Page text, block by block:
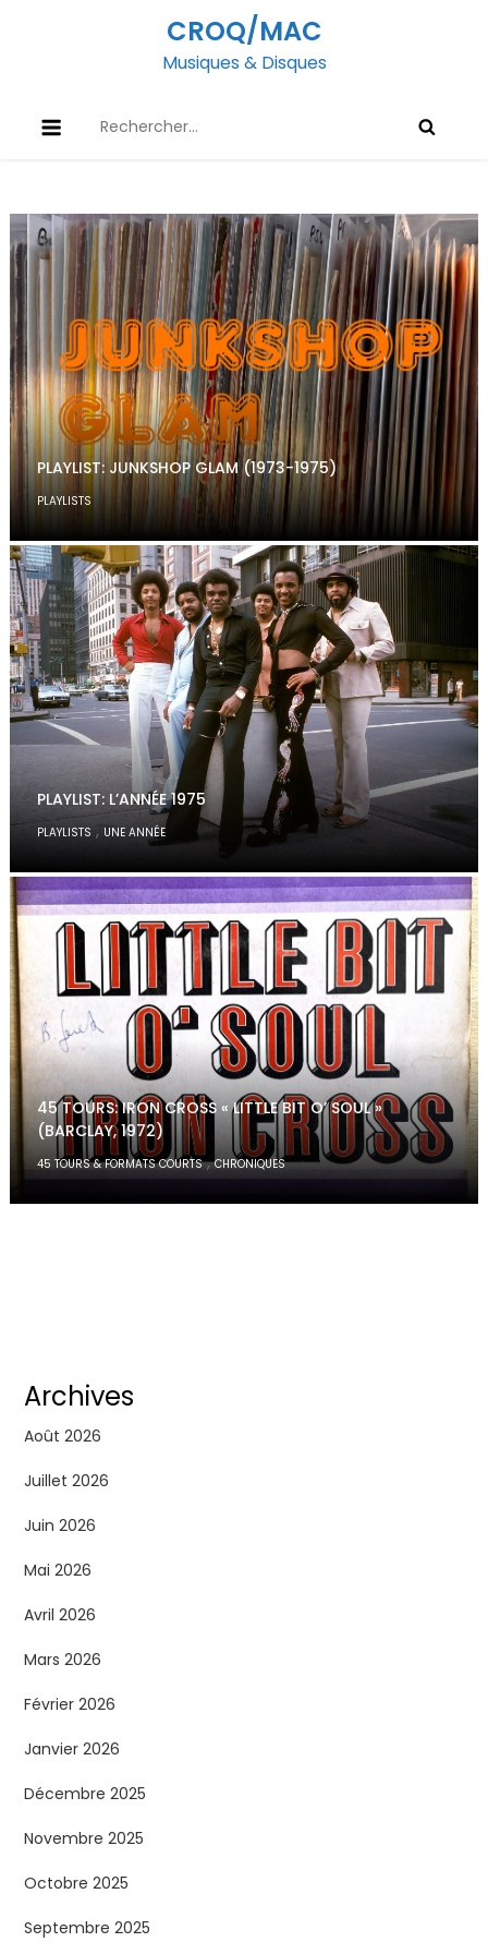
CROQ/MAC
Musiques & Disques
PLAYLIST: JUNKSHOP GLAM (1973-1975)
PLAYLISTS
PLAYLIST: L’ANNÉE 1975
PLAYLISTS , UNE ANNÉE
45 TOURS: IRON CROSS « LITTLE BIT O’ SOUL »
(BARCLAY, 1972)
45 TOURS & FORMATS COURTS,CHRONIQUES
Archives
Août 2026
Juillet 2026
Juin 2026
Mai 2026
Avril 2026
Mars 2026
Février 2026
Janvier 2026
Décembre 2025
Novembre 2025
Octobre 2025
Septembre 2025